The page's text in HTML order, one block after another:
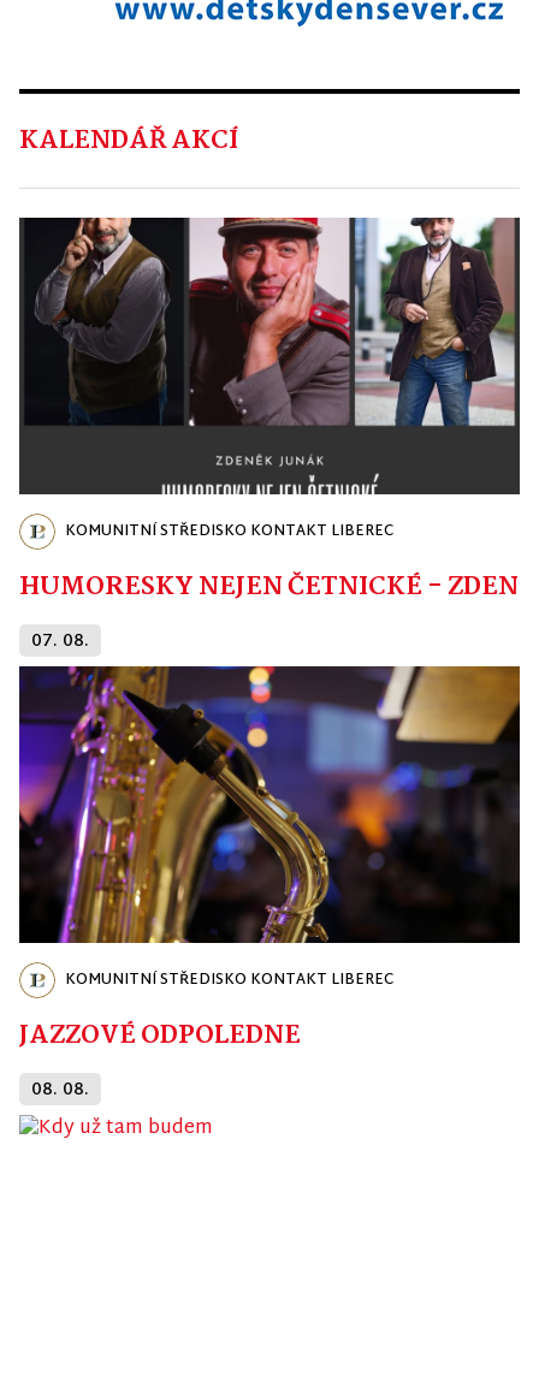
KALENDÁŘ AKCÍ
KOMUNITNÍ STŘEDISKO KONTAKT LIBEREC
HUMORESKY NEJEN ČETNICKÉ -
07. 08.
KOMUNITNÍ STŘEDISKO KONTAKT LIBEREC
JAZZOVÉ ODPOLEDNE
08. 08.